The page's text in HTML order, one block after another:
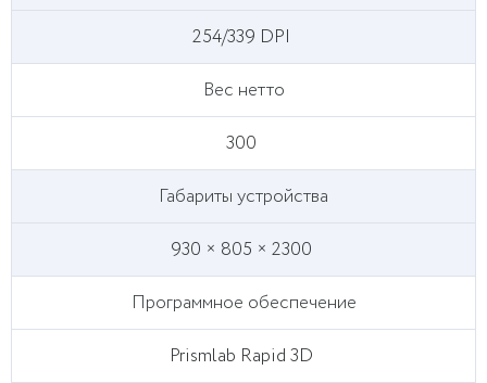
254/339 DPI
Вес нетто
300
Габариты устройства
930 × 805 × 2300
Программное обеспечение
Prismlab Rapid 3D